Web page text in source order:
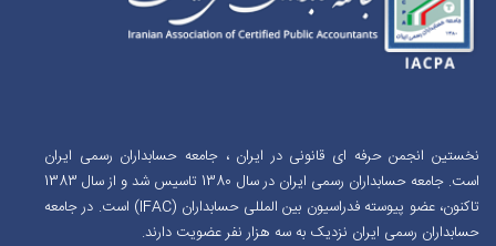
نخستین انجمن حرفه ای قانونی در ایران ، جامعه حسابداران رسمی ایران
است. جامعه حسابداران رسمی ایران در سال 1380 تاسیس شد و از سال 1383
تاکنون، عضو پیوسته فدراسیون بین المللی حسابداران (IFAC) است. در جامعه
حسابداران رسمی ایران نزدیک به سه هزار نفر عضویت دارند.